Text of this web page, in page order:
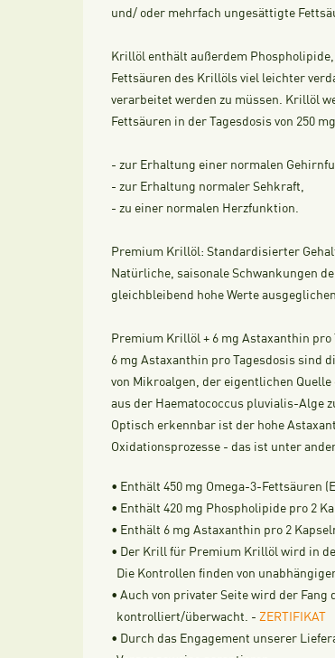
und/ oder mehrfach ungesättigte
Krillöl enthält außerdem
Fettsäuren des Krillöls viel leichter
verarbeitet werden zu müssen. Krillöl
Fettsäuren in der Tagesdosis von 250
- zur Erhaltung einer normalen
- zur Erhaltung normaler Sehkraft,
- zu einer normalen Herzfunktion.
Premium Krillöl: Standardisierter
Natürliche, saisonale Schwankungen
gleichbleibend hohe Werte
Premium Krillöl + 6 mg Astaxanthin pro
6 mg Astaxanthin pro Tagesdosis sind
von Mikroalgen, der eigentlichen
aus der Haematococcus pluvialis-Alge
Optisch erkennbar ist der hohe
Oxidationsprozesse - das ist unter
• Enthält 450 mg Omega-3-Fettsäuren
• Enthält 420 mg Phospholipide pro 2
• Enthält 6 mg Astaxanthin pro 2
• Der Krill für Premium Krillöl wird in
Die Kontrollen finden von
• Auch von privater Seite wird der
kontrolliert/überwacht. - ZERTIFIKAT
• Durch das Engagement unserer